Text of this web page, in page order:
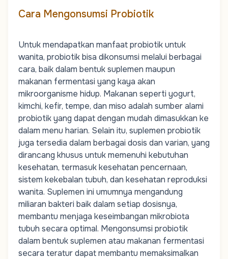
Cara Mengonsumsi Probiotik
Untuk mendapatkan manfaat probiotik untuk
wanita, probiotik bisa dikonsumsi melalui berbagai
cara, baik dalam bentuk suplemen maupun
makanan fermentasi yang kaya akan
mikroorganisme hidup. Makanan seperti yogurt,
kimchi, kefir, tempe, dan miso adalah sumber alami
probiotik yang dapat dengan mudah dimasukkan ke
dalam menu harian. Selain itu, suplemen probiotik
juga tersedia dalam berbagai dosis dan varian, yang
dirancang khusus untuk memenuhi kebutuhan
kesehatan, termasuk kesehatan pencernaan,
sistem kekebalan tubuh, dan kesehatan reproduksi
wanita. Suplemen ini umumnya mengandung
miliaran bakteri baik dalam setiap dosisnya,
membantu menjaga keseimbangan mikrobiota
tubuh secara optimal. Mengonsumsi probiotik
dalam bentuk suplemen atau makanan fermentasi
secara teratur dapat membantu memaksimalkan